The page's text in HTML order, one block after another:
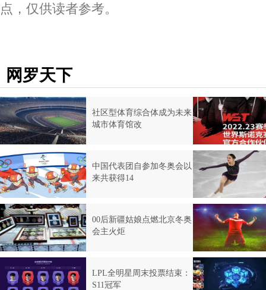
点，仅供读者参考。
网罗天下
社区型体育综合体成为未来
城市体育馆改
中国代表团自参加冬奥会以
来共获得14
00后新疆姑娘点燃北京冬奥
会主火炬
LPL全明星周末投票结束：
S11冠军